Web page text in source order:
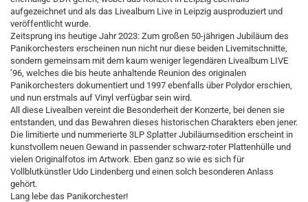
aufgezeichnet und als das Livealbum Live in Leipzig ausproduziert und
veröffentlicht wurde.
Zeitsprung ins heutige Jahr 2023: Zum großen 50-jährigen Jubiläum des
Panikorchesters erscheinen nun nicht nur diese beiden Livemitschnitte,
sondern gemeinsam mit dem kaum weniger legendären Livealbum LIVE
’96, welches die bis heute anhaltende Reunion des originalen
Panikorchesters dokumentiert und 1997 ebenfalls über Polydor erschien,
und nun erstmals auf Vinyl verfügbar sein wird.
All diese Livealben vereint die Besonderheit der Konzerte, bei denen sie
entstanden, und das Bewahren dieses historischen Charakters eben jener.
Die limitierte und nummerierte 3LP Splatter Jubiläumsedition erscheint in
kunstvollem neuen Gewand in passender schwarz-roter Plattenhülle und
vielen Originalfotos im Artwork. Eben ganz so wie es sich für
Vollblutkünstler Udo Lindenberg und einen solch besonderen Anlass
gehört.
Lang lebe das Panikorchester!